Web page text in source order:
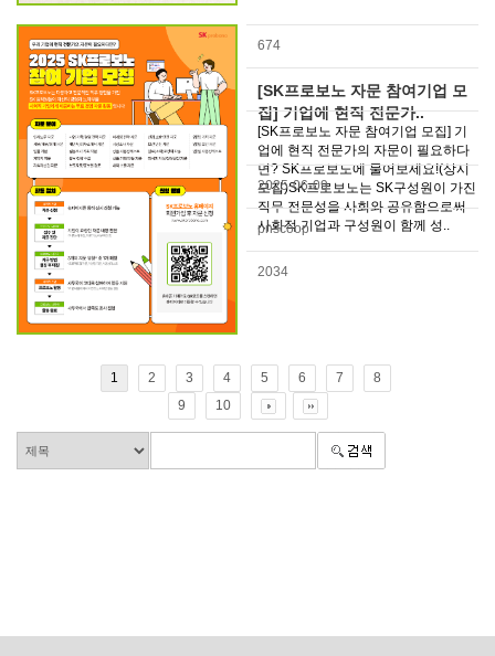
674
[SK프로보노 자문 참여기업 모
집] 기업에 현직 전문가..
[SK프로보노 자문 참여기업 모집] 기
업에 현직 전문가의 자문이 필요하다
면? SK프로보노에 물어보세요!(상시
모집)SK프로보노는 SK구성원이 가진
직무 전문성을 사회와 공유함으로써
사회적 기업과 구성원이 함께 성..
2025-06-09
pnscoop
2034
1 2 3 4 5 6 7
8
9
10